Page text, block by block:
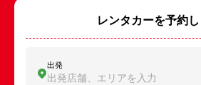
レンタカーを予約し
出発
出発店舗、エリアを入力